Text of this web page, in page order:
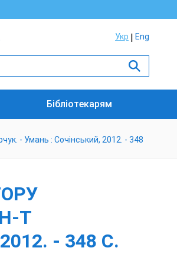
Укр Eng
Бібліотекарям
- Умань : Сочінський, 2012. - 348
Т
- 348 С.